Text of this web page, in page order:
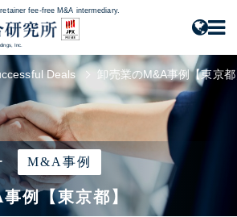
fee-free M&A intermediary.
Inc.
Deals 卸売業のM&A事例【東京
M&A事例
例【東京都】